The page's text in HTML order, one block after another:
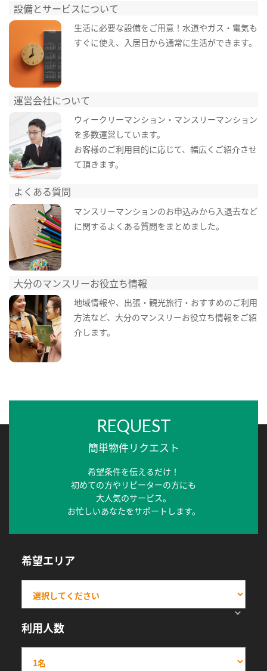
設備とサービスについて
生活に必要な設備をご用意！水道やガス・電気も
すぐに使え、入居日から通常に生活ができます。
運営会社について
ウィークリーマンション・マンスリーマンション
を多数運営しています。
お客様のご利用目的に応じて、幅広くご紹介させ
て頂きます。
よくある質問
マンスリーマンションのお申込みから入退去など
に関するよくある質問をまとめました。
大分のマンスリーお役立ち情報
地域情報や、出張・観光旅行・おすすめのご利用
方法など、大分のマンスリーお役立ち情報をご紹
介します。
REQUEST
簡単物件リクエスト
希望条件を伝えるだけ！
初めての方やリピーターの方にも
大人気のサービス。
お忙しいあなたをサポートします。
希望エリア
利用人数